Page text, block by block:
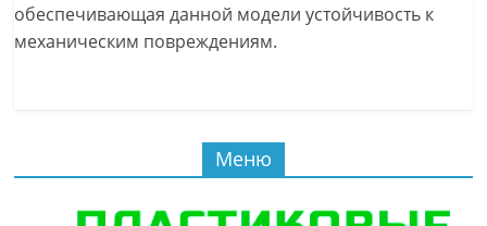
обеспечивающая данной модели устойчивость к
механическим повреждениям.
Меню